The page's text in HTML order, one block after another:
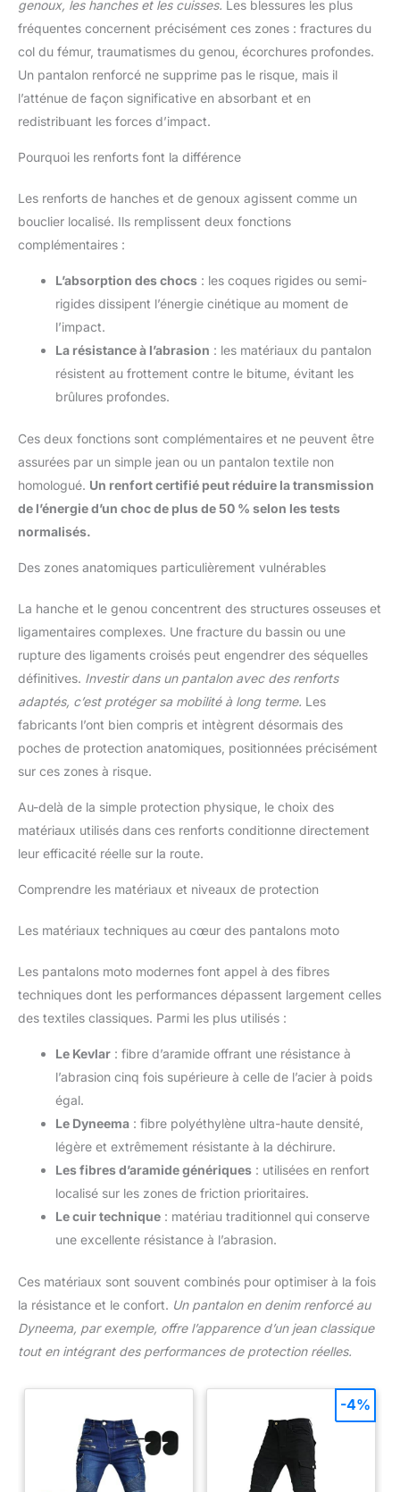
genoux, les hanches et les cuisses. Les blessures les plus
fréquentes concernent précisément ces zones : fractures du
col du fémur, traumatismes du genou, écorchures profondes.
Un pantalon renforcé ne supprime pas le risque, mais il
l’atténue de façon significative en absorbant et en
redistribuant les forces d’impact.
Pourquoi les renforts font la différence
Les renforts de hanches et de genoux agissent comme un
bouclier localisé. Ils remplissent deux fonctions
complémentaires :
L’absorption des chocs : les coques rigides ou semi-
rigides dissipent l’énergie cinétique au moment de
l’impact.
La résistance à l’abrasion : les matériaux du pantalon
résistent au frottement contre le bitume, évitant les
brûlures profondes.
Ces deux fonctions sont complémentaires et ne peuvent être
assurées par un simple jean ou un pantalon textile non
homologué. Un renfort certifié peut réduire la transmission
de l’énergie d’un choc de plus de 50 % selon les tests
normalisés.
Des zones anatomiques particulièrement vulnérables
La hanche et le genou concentrent des structures osseuses et
ligamentaires complexes. Une fracture du bassin ou une
rupture des ligaments croisés peut engendrer des séquelles
définitives. Investir dans un pantalon avec des renforts
adaptés, c’est protéger sa mobilité à long terme. Les
fabricants l’ont bien compris et intègrent désormais des
poches de protection anatomiques, positionnées précisément
sur ces zones à risque.
Au-delà de la simple protection physique, le choix des
matériaux utilisés dans ces renforts conditionne directement
leur efficacité réelle sur la route.
Comprendre les matériaux et niveaux de protection
Les matériaux techniques au cœur des pantalons moto
Les pantalons moto modernes font appel à des fibres
techniques dont les performances dépassent largement celles
des textiles classiques. Parmi les plus utilisés :
Le Kevlar : fibre d’aramide offrant une résistance à
l’abrasion cinq fois supérieure à celle de l’acier à poids
égal.
Le Dyneema : fibre polyéthylène ultra-haute densité,
légère et extrêmement résistante à la déchirure.
Les fibres d’aramide génériques : utilisées en renfort
localisé sur les zones de friction prioritaires.
Le cuir technique : matériau traditionnel qui conserve
une excellente résistance à l’abrasion.
Ces matériaux sont souvent combinés pour optimiser à la fois
la résistance et le confort. Un pantalon en denim renforcé au
Dyneema, par exemple, offre l’apparence d’un jean classique
tout en intégrant des performances de protection réelles.
-4%